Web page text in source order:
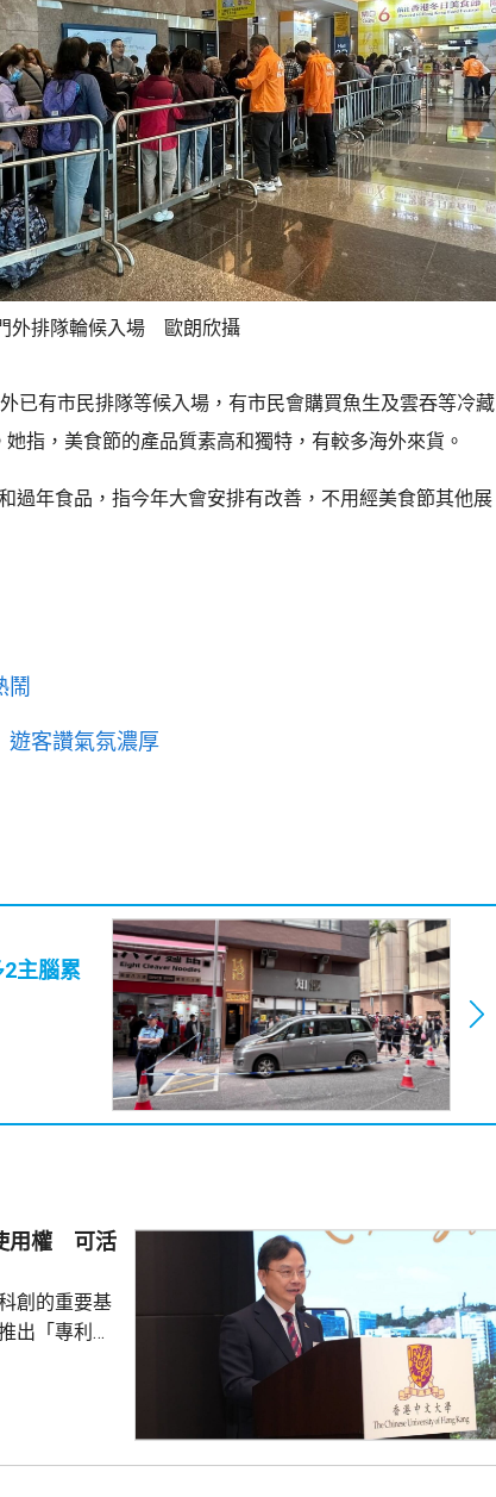
外排隊輪候入場 歐朗欣攝
已有市民排隊等候入場，有市民會購買魚生及雲吞等冷藏
指，美食節的產品質素高和獨特，有較多海外來貨。
過年食品，指今年大會安排有改善，不用經美食節其他展
鬧
客讚氣氛濃厚
主腦累
用權 可活
創的重要基
出「專利
利，活躍本